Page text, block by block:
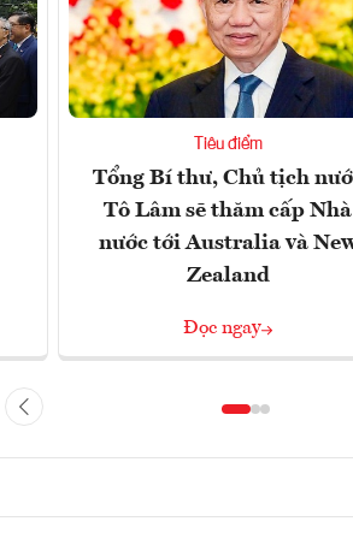
Tiêu điểm
Tổng Bí thư, Chủ tịch
Tô Lâm sẽ thăm cấp Nhà
nước tới Australia và
Zealand
Đọc ngay